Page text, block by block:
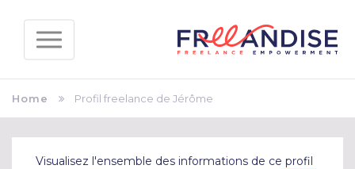
Home Profil freelance de Jérôme
Visualisez l'ensemble des informations de ce profil